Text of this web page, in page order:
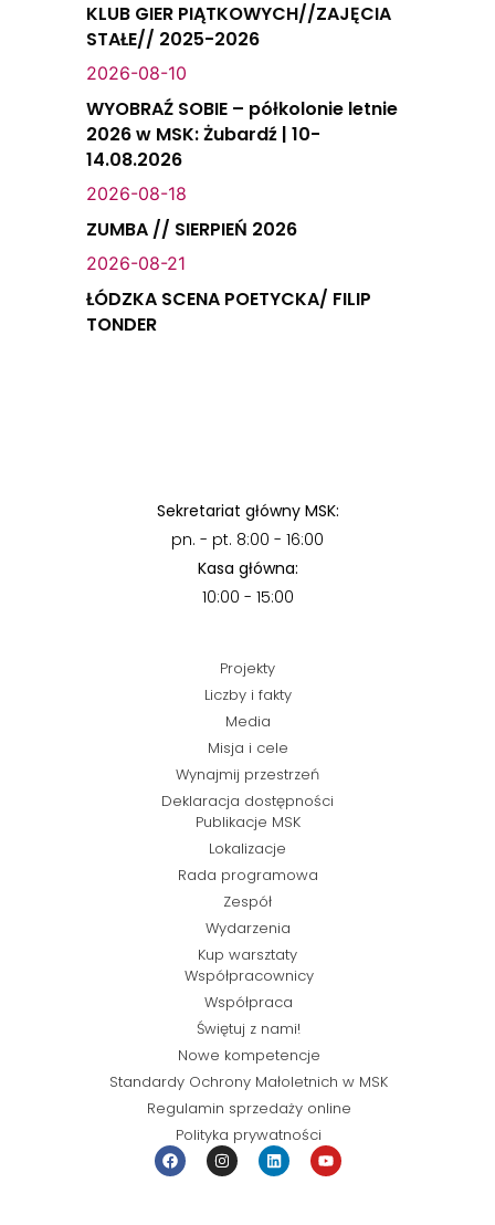
KLUB GIER PIĄTKOWYCH//ZAJĘCIA
STAŁE// 2025-2026
2026-08-10
WYOBRAŹ SOBIE – półkolonie letnie
2026 w MSK: Żubardź | 10-
14.08.2026
2026-08-18
ZUMBA // SIERPIEŃ 2026
2026-08-21
ŁÓDZKA SCENA POETYCKA/ FILIP
TONDER
Sekretariat główny MSK:
pn. - pt. 8:00 - 16:00
Kasa główna:
10:00 - 15:00
Projekty
Liczby i fakty
Media
Misja i cele
Wynajmij przestrzeń
Deklaracja dostępności
Publikacje MSK
Lokalizacje
Rada programowa
Zespół
Wydarzenia
Kup warsztaty
Współpracownicy
Współpraca
Świętuj z nami!
Nowe kompetencje
Standardy Ochrony Małoletnich w MSK
Regulamin sprzedaży online
Polityka prywatności